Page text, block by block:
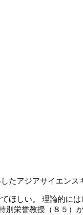
たアジアサイエンス
ほしい。 理論的に
栄誉教授（８５）